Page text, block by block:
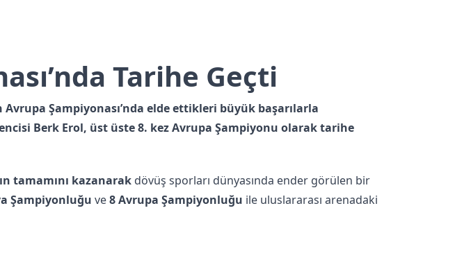
Tarihe Geçti
Şampiyonası’nda elde ettikleri büyük başarılarla
Berk Erol, üst üste 8. kez Avrupa Şampiyonu olarak tarihe
tamamını kazanarak dövüş sporları dünyasında ender görülen bir
Şampiyonluğu ve8 Avrupa Şampiyonluğu ile uluslararası arenadaki